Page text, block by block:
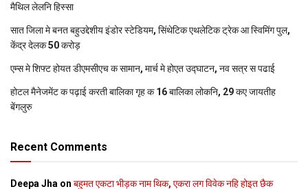
मैथिल लेलनि हिस्सा
सात जिला मे बनत बहुउद्देशीय इंडोर स्‍टेडि‍यम, सिंथेटिक एथलेटिक ट्रेक आ स्विमिंग पुल,
केंद्र देलक 50 करोड़
एम्स मे शिफ्ट होयत डीएमसीएच क सामान, मार्च मे होएत उद्घाटन, नव सत्र स पढाई
होटल मैनेजमेंट क पढ़ाई करती बालिका गृह क 16 बालिका लोकनि, 29 कए जायतीह
बेंगलुरु
Recent Comments
Deepa Jha on बहुमत एकटा भीड़क नाम थिक, एकरा लग विवेक नहि होइत छैक